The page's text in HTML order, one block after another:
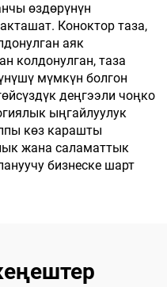
өздөрүнүн
Коноктор таза,
аяк
колдонулган, таза
мүмкүн болгон
деңгээли чоңко
ыңгайлуулук
көз карашты
жана саламаттык
бизнеске шарт